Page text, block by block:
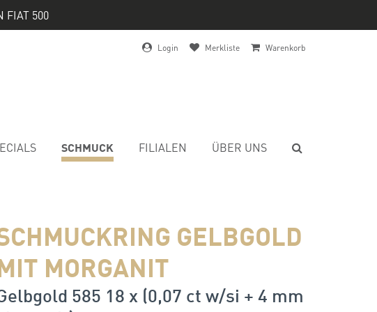
FIAT 500
Login Merkliste Warenkorb
SCHMUCK FILIALEN ÜBER UNS
GELBGOLD
MORGANIT
585 18 x (0,07 ct w/si + 4 mm